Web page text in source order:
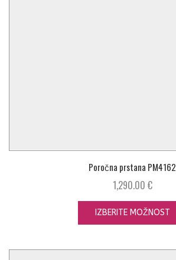
Poročna prstana PM4162
1,290.00 €
IZBERITE MOŽNOST